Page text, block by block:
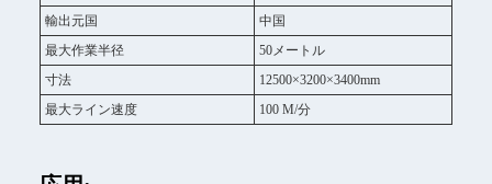
輸出元国
中国
最大作業半径
50メートル
寸法
12500×3200×3400mm
最大ライン速度
100 M/分